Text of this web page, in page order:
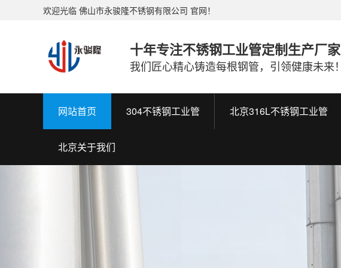
欢迎光临 佛山市永骏隆不锈钢有限公司 官网！
十年专注不锈钢工业管定制生产厂家
我们匠心精心铸造每根钢管，引领健康未来！
网站首页 304不锈钢工业管 北京316L不锈钢工业管
北京关于我们